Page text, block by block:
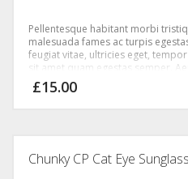
Pellentesque habitant morbi
malesuada fames ac turpis
feugiat vitae, ultricies eget,
sit amet quam egestas semper.
Mauris placerat eleifend leo.
£15.00
Chunky CP Cat Eye